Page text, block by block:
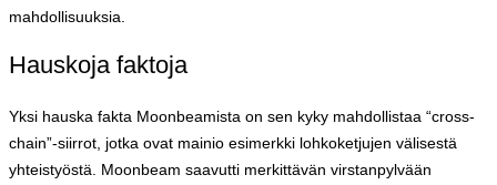
mahdollisuuksia.
Hauskoja faktoja
Yksi hauska fakta Moonbeamista on sen kyky mahdollistaa “cross-
chain”-siirrot, jotka ovat mainio esimerkki lohkoketjujen välisestä
yhteistyöstä. Moonbeam saavutti merkittävän virstanpylvään